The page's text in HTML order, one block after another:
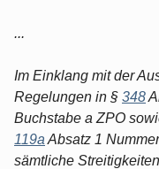
...
Im Einklang mit der
Regelungen in § 348
Buchstabe a ZPO
119a Absatz 1
sämtliche